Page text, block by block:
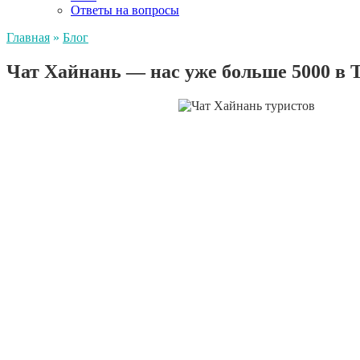
Ответы на вопросы
Главная » Блог
Чат Хайнань — нас уже больше 5000 в